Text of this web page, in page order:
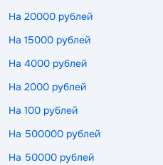
На 20000 рублей
На 15000 рублей
На 4000 рублей
На 2000 рублей
На 100 рублей
На 500000 рублей
На 50000 рублей